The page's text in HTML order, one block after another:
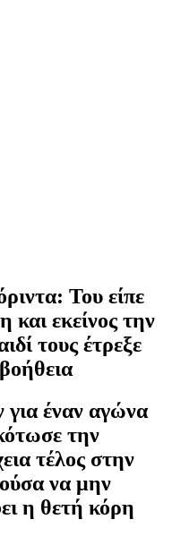
Του είπε
και εκείνος την
τους έτρεξε
έναν αγώνα
την
τέλος στην
να μην
η θετή κόρη